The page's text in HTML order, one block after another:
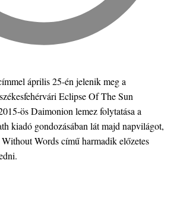
április 25-én jelenik meg a
Eclipse Of The Sun
ös Daimonion lemez folytatása a
kiadó gondozásában lát majd napvilágot,
Words című harmadik előzetes